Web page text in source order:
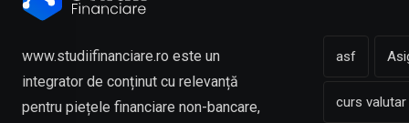
www.studiifinanciare.ro este un
integrator de conținut cu relevanță
pentru piețele financiare non-bancare,
asf
curs valutar